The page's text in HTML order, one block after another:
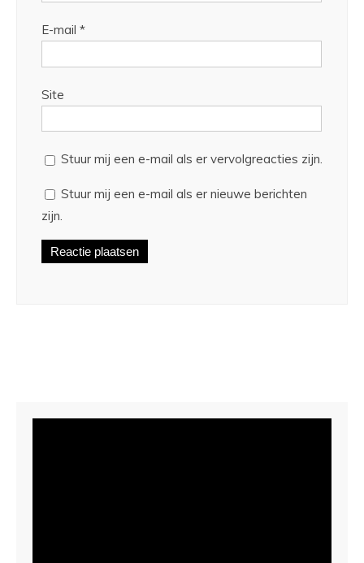
E-mail *
Site
Stuur mij een e-mail als er vervolgreacties zijn.
Stuur mij een e-mail als er nieuwe berichten
zijn.